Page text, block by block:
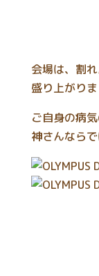
会場は、割
盛り上がりま
ご自身の病
神さんなら